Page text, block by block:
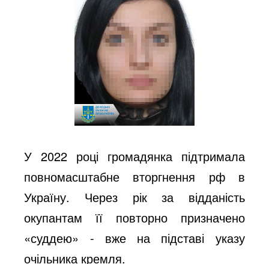
У 2022 році громадянка підтримала
повномасштабне вторгнення рф в
Україну. Через рік за відданість
окупантам її повторно призначено
«суддею» - вже на підставі указу
очільника кремля.